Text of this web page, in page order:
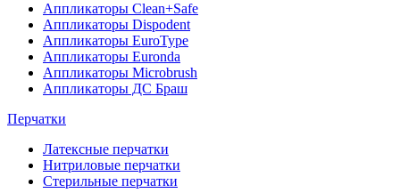
Аппликаторы Clean+Safe
Аппликаторы Dispodent
Аппликаторы EuroType
Аппликаторы Euronda
Аппликаторы Microbrush
Аппликаторы ДС Браш
Перчатки
Латексные перчатки
Нитриловые перчатки
Стерильные перчатки